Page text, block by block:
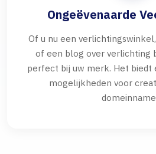
Ongeëvenaarde
Of u nu een
of een blog over verlichting
perfect bij uw merk. Het biedt
mogelijkheden voor